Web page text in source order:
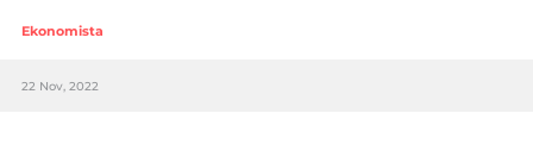
Lifestyle
Sociedade
Ekonomista
22 Nov, 2022